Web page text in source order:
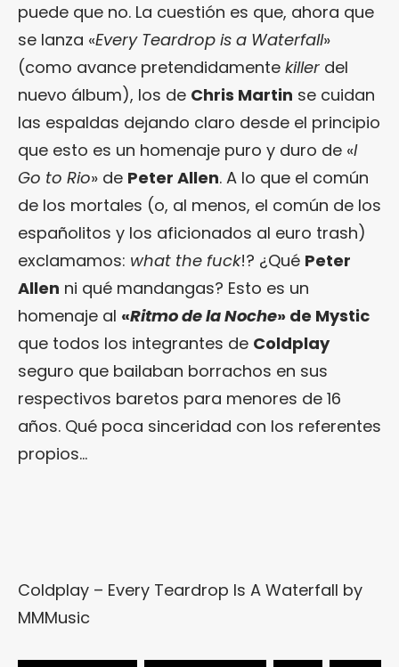
puede que no. La cuestión es que, ahora que
se lanza «Every Teardrop is a Waterfall»
(como avance pretendidamente killer del
nuevo álbum), los de Chris Martin se cuidan
las espaldas dejando claro desde el principio
que esto es un homenaje puro y duro de «I
Go to Rio» de Peter Allen. A lo que el común
de los mortales (o, al menos, el común de los
españolitos y los aficionados al euro trash)
exclamamos: what the fuck!? ¿Qué Peter
Allen ni qué mandangas? Esto es un
homenaje al «Ritmo de la Noche» de Mystic
que todos los integrantes de Coldplay
seguro que bailaban borrachos en sus
respectivos baretos para menores de 16
años. Qué poca sinceridad con los referentes
propios…
Coldplay – Every Teardrop Is A Waterfall by
MMMusic